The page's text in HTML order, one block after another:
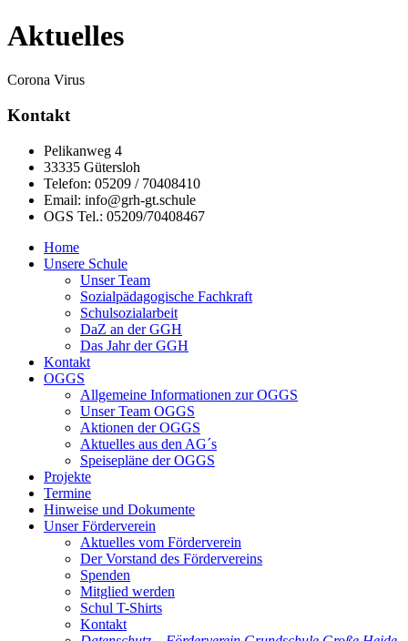
Aktuelles
Corona Virus
Kontakt
Pelikanweg 4
33335 Gütersloh
Telefon: 05209 / 70408410
Email: info@grh-gt.schule
OGS Tel.: 05209/70408467
Home
Unsere Schule
Unser Team
Sozialpädagogische Fachkraft
Schulsozialarbeit
DaZ an der GGH
Das Jahr der GGH
Kontakt
OGGS
Allgemeine Informationen zur OGGS
Unser Team OGGS
Aktionen der OGGS
Aktuelles aus den AG´s
Speisepläne der OGGS
Projekte
Termine
Hinweise und Dokumente
Unser Förderverein
Aktuelles vom Förderverein
Der Vorstand des Fördervereins
Spenden
Mitglied werden
Schul T-Shirts
Kontakt